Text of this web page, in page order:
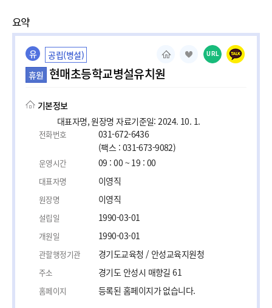
요약
유
공립(병설)
휴원 현매초등학교병설유치원
URL
기본정보
대표자명, 원장명 자료기준일: 2024. 10. 1.
전화번호
031-672-6436
(팩스 : 031-673-9082)
운영시간 09 : 00 ~ 19 : 00
대표자명 이영직
원장명 이영직
설립일 1990-03-01
개원일 1990-03-01
관할행정기관 경기도교육청 / 안성교육지원청
주소 경기도 안성시 매향길 61
홈페이지
등록된 홈페이지가 없습니다.